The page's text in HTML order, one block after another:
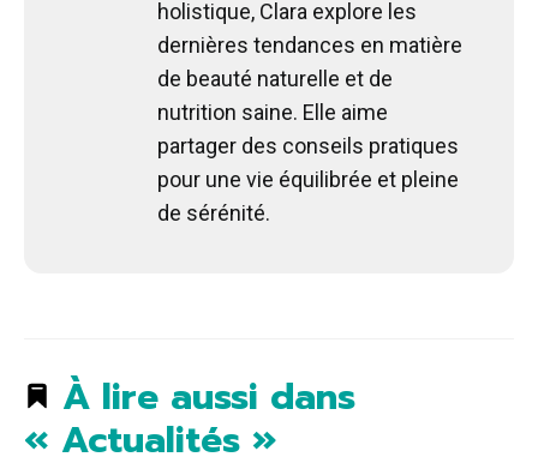
holistique, Clara explore les
dernières tendances en matière
de beauté naturelle et de
nutrition saine. Elle aime
partager des conseils pratiques
pour une vie équilibrée et pleine
de sérénité.
À lire aussi dans
« Actualités »